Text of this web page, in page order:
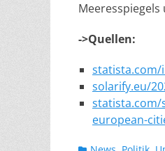
->Quellen:
statista.com/
solarify.eu/
statista.com/
european-